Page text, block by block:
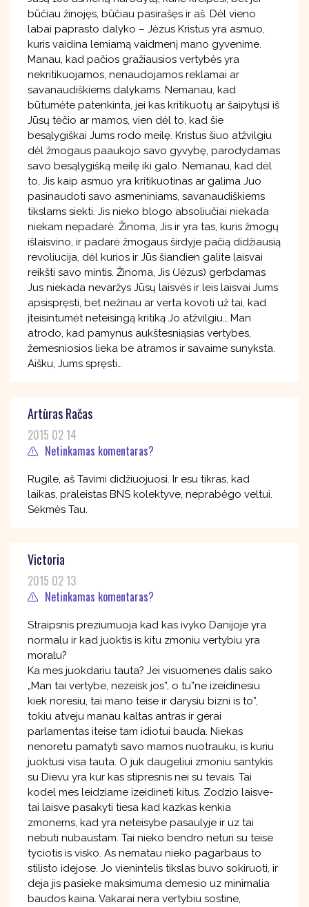
būčiau žinojęs, būčiau pasirašęs ir aš. Dėl vieno
labai paprasto dalyko – Jėzus Kristus yra asmuo,
kuris vaidina lemiamą vaidmenį mano gyvenime.
Manau, kad pačios gražiausios vertybės yra
nekritikuojamos, nenaudojamos reklamai ar
savanaudiškiems dalykams. Nemanau, kad
būtumėte patenkinta, jei kas kritikuotų ar šaipytųsi iš
Jūsų tėčio ar mamos, vien dėl to, kad šie
besąlygiškai Jums rodo meilę. Kristus šiuo atžvilgiu
dėl žmogaus paaukojo savo gyvybę, parodydamas
savo besąlygišką meilę iki galo. Nemanau, kad dėl
to, Jis kaip asmuo yra kritikuotinas ar galima Juo
pasinaudoti savo asmeniniams, savanaudiškiems
tikslams siekti. Jis nieko blogo absoliučiai niekada
niekam nepadarė. Žinoma, Jis ir yra tas, kuris žmogų
išlaisvino, ir padarė žmogaus širdyje pačią didžiausią
revoliucija, dėl kurios ir Jūs šiandien galite laisvai
reikšti savo mintis. Žinoma, Jis (Jėzus) gerbdamas
Jus niekada nevaržys Jūsų laisvės ir leis laisvai Jums
apsispręsti, bet nežinau ar verta kovoti už tai, kad
įteisintumėt neteisingą kritiką Jo atžvilgiu… Man
atrodo, kad pamynus aukštesniąsias vertybes,
žemesniosios lieka be atramos ir savaime sunyksta.
Aišku, Jums spręsti…
Artūras Račas
2015 02 14
Netinkamas komentaras?
Rugile, aš Tavimi didžiuojuosi. Ir esu tikras, kad
laikas, praleistas BNS kolektyve, neprabėgo veltui.
Sėkmės Tau.
Victoria
2015 02 13
Netinkamas komentaras?
Straipsnis preziumuoja kad kas ivyko Danijoje yra
normalu ir kad juoktis is kitu zmoniu vertybiu yra
moralu?
Ka mes juokdariu tauta? Jei visuomenes dalis sako
„Man tai vertybe, nezeisk jos”, o tu”ne izeidinesiu
kiek noresiu, tai mano teise ir darysiu bizni is to”,
tokiu atveju manau kaltas antras ir gerai
parlamentas iteise tam idiotui bauda. Niekas
nenoretu pamatyti savo mamos nuotrauku, is kuriu
juoktusi visa tauta. O juk daugeliui zmoniu santykis
su Dievu yra kur kas stipresnis nei su tevais. Tai
kodel mes leidziame izeidineti kitus. Zodzio laisve-
tai laisve pasakyti tiesa kad kazkas kenkia
zmonems, kad yra neteisybe pasaulyje ir uz tai
nebuti nubaustam. Tai nieko bendro neturi su teise
tyciotis is visko. As nematau nieko pagarbaus to
stilisto idejose. Jo vienintelis tikslas buvo sokiruoti, ir
deja jis pasieke maksimuma demesio uz minimalia
baudos kaina. Vakarai nera vertybiu sostine,